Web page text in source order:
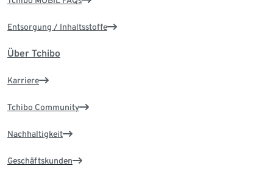
Entsorgung / Inhaltsstoffe
Über Tchibo
Karriere
Tchibo Community
Nachhaltigkeit
Geschäftskunden